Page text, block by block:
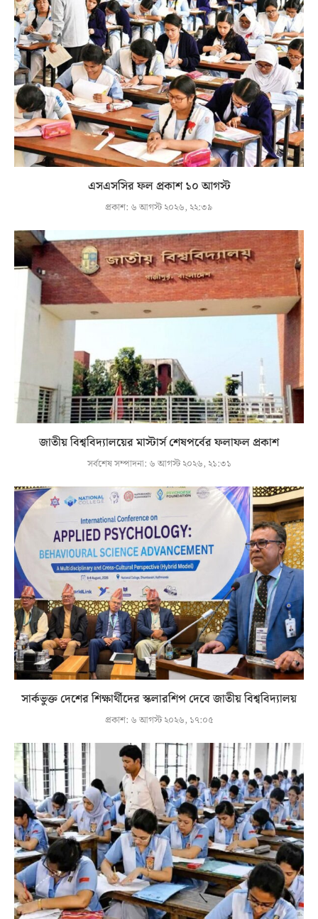
এসএসসির ফল প্রকাশ ১০ আগস্ট
প্রকাশ: ৬ আগস্ট ২০২৬, ২২:৩৯
জাতীয় বিশ্ববিদ্যালয়ের মাস্টার্স শেষপর্বের ফলাফল প্রকাশ
সর্বশেষ সম্পাদনা: ৬ আগস্ট ২০২৬, ২১:৩১
সার্কভুক্ত দেশের শিক্ষার্থীদের স্কলারশিপ দেবে জাতীয় বিশ্ববিদ্যালয়
প্রকাশ: ৬ আগস্ট ২০২৬, ১৭:০৫